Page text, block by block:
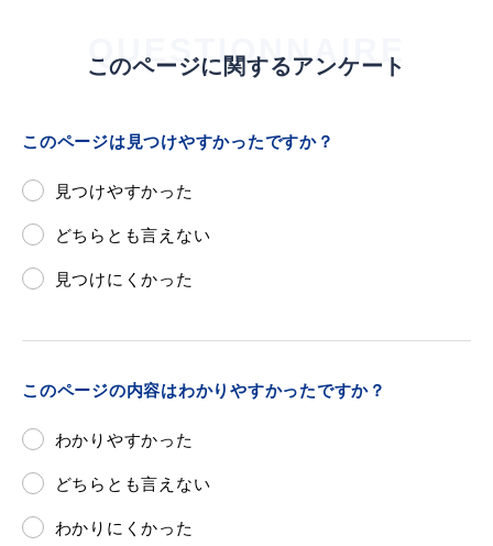
浜田市観光協会ポータルサイト「はまナビ」
移住・出会い応援（はまだ暮らし）
QUESTIONNAIRE
このページに関するアンケート
このページは見つけやすかったですか？
見つけやすかった
どちらとも言えない
見つけにくかった
このページの内容はわかりやすかったですか？
わかりやすかった
どちらとも言えない
わかりにくかった